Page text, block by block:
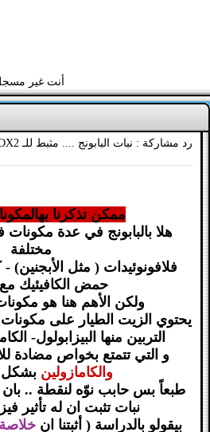
أنت غير
رد مشاركة : نبات البابونج .... مثبط للـ COX2
ممكن تذكرنا
هلا بالبابونج في عدة مكونات
مختلفة
فلافونوئيدات ( مثل الأبجنين)
حمض الكافيئيك مع
ولكن الأهم هنا هو
يحتوي الزيت الطيار على
التربين منها البيزابولول-
و التي تتمتع بخواص مضادة
والكامازولين
طبعاً بس حابب نوّه لنقطة ..
نبات تثبت ان له تأثير
بيقولو بالدراسة ( أثبتنا انخلاصة